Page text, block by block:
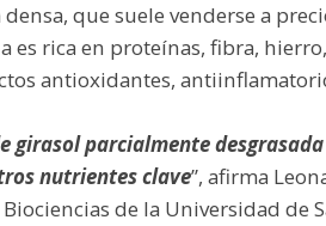
que suele venderse a
es rica en proteínas, fibra,
antioxidantes,
girasol parcialmente
nutrientes clave”, afirma
de la Universidad de